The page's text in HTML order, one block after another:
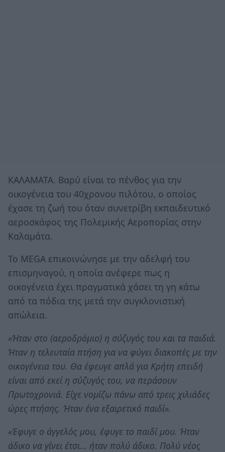
ΚΑΛΑΜΑΤΑ. Βαρύ είναι το πένθος για την
οικογένεια του 40χρονου πιλότου, ο οποίος
έχασε τη ζωή του όταν συνετρίβη εκπαιδευτικό
αεροσκάφος της Πολεμικής Αεροπορίας στην
Καλαμάτα.
Το MEGA επικοινώνησε με την αδελφή του
επισμηναγού, η οποία ανέφερε πως η
οικογένεια έχει πραγματικά χάσει τη γη κάτω
από τα πόδια της μετά την συγκλονιστική
απώλεια.
«Ήταν στο (αεροδρόμιο) η σύζυγός του και τα παιδιά.
Ήταν η τελευταία πτήση για να φύγει διακοπές με την
οικογένεια του. Θα έφευγε απλά για Κρήτη επειδή
είναι από εκεί η σύζυγός του, να περάσουν
Πρωτοχρονιά. Είχε νομίζω πάνω από τρεις χιλιάδες
ώρες πτήσης. Ήταν ένα εξαιρετικό παιδί».
«Έφυγε ο άγγελός μου, έφυγε το παιδί μου. Ήταν
άδικο να γίνει έτσι… ήταν πολύ άδικο. Πολύ νέος